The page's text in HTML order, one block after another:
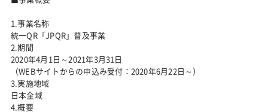
1.事業名称
統一QR「JPQR」普及事業
2.期間
2020年4月1日～2021年3月31日
（WEBサイトからの申込み受付：2020年6月22日～）
3.実施地域
日本全域
4.概要